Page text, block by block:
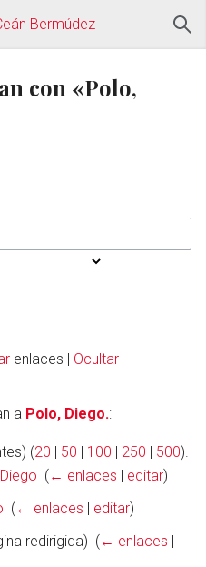
Bermúdez
con «Polo,
enlaces | Ocultar
a Polo, Diego.:
(20 | 50 | 100 | 250 | 500).
(← enlaces | editar)
(← enlaces | editar)
redirigida) (← enlaces |